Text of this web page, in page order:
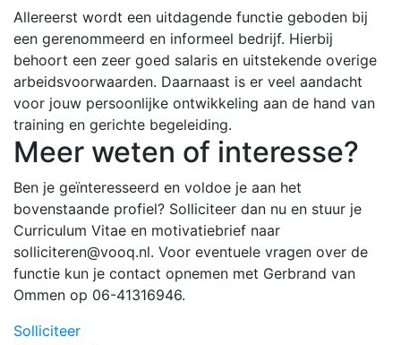
Allereerst wordt een uitdagende functie geboden bij
een gerenommeerd en informeel bedrijf. Hierbij
behoort een zeer goed salaris en uitstekende overige
arbeidsvoorwaarden. Daarnaast is er veel aandacht
voor jouw persoonlijke ontwikkeling aan de hand van
training en gerichte begeleiding.
Meer weten of interesse?
Ben je geïnteresseerd en voldoe je aan het
bovenstaande profiel? Solliciteer dan nu en stuur je
Curriculum Vitae en motivatiebrief naar
solliciteren@vooq.nl. Voor eventuele vragen over de
functie kun je contact opnemen met Gerbrand van
Ommen op 06-41316946.
Solliciteer